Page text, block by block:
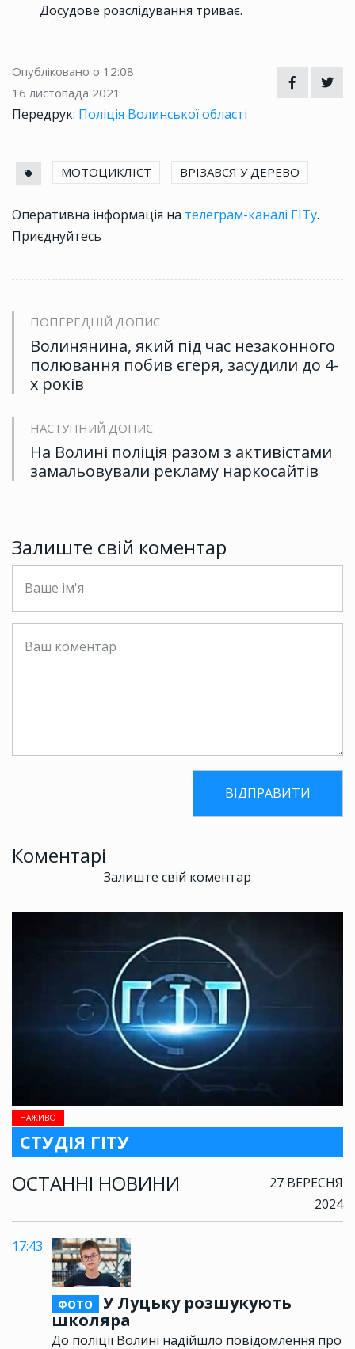
НАЖИВО
СТУДІЯ ГІТУ
ОСТАННІ НОВИНИ
27 ВЕРЕСНЯ
2024
17:43
ФОТО
У Луцьку розшукують
школяра
До поліції Волині надійшло повідомлення про
Досудове розслідування триває.
Опубліковано о 12:08
16 листопада 2021
Передрук: Поліція Волинської області
МОТОЦИКЛІСТ ВРІЗАВСЯ У ДЕРЕВО
Оперативна інформація на телеграм-каналі ГІТу.
Приєднуйтесь
ПОПЕРЕДНІЙ ДОПИС
Волинянина, який під час незаконного
полювання побив єгеря, засудили до 4-
х років
НАСТУПНИЙ ДОПИС
На Волині поліція разом з активістами
замальовували рекламу наркосайтів
Залиште свій коментар
Коментарі
Залиште свій коментар